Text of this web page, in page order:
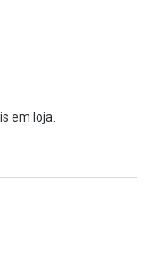
em loja.